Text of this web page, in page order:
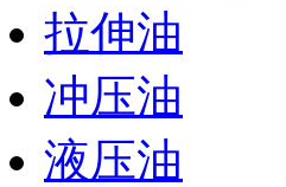
拉伸油
冲压油
液压油